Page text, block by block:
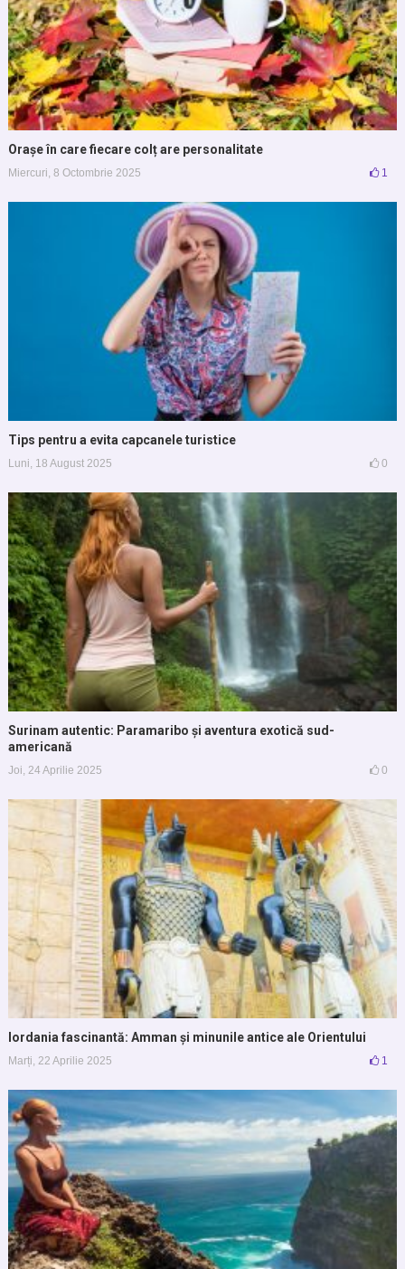
Orașe în care fiecare colț are personalitate
Miercuri, 8 Octombrie 2025 1
Tips pentru a evita capcanele turistice
Luni, 18 August 2025 0
Surinam autentic: Paramaribo și aventura exotică sud-
americană
Joi, 24 Aprilie 2025 0
Iordania fascinantă: Amman și minunile antice ale Orientului
Marți, 22 Aprilie 2025 1